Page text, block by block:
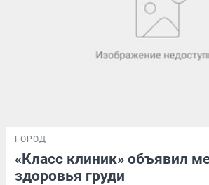
ГОРОД
«Класс клиник» объявил
здоровья груди